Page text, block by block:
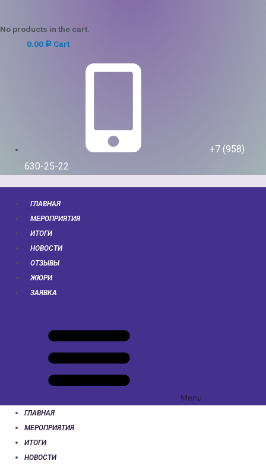
No products in the cart.
0.00 Р Cart
+7 (958)
630-25-22
ГЛАВНАЯ
МЕРОПРИЯТИЯ
ИТОГИ
НОВОСТИ
ОТЗЫВЫ
ЖЮРИ
ЗАЯВКА
Menu
ГЛАВНАЯ
МЕРОПРИЯТИЯ
ИТОГИ
НОВОСТИ